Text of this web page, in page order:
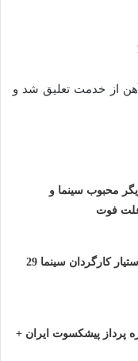
از خدمت تعلیق شد و
محبوب سینما و
درگذشت رضا امینیان دستیار کارگردان سینما 29
پرداز پیشکسوت ایران +